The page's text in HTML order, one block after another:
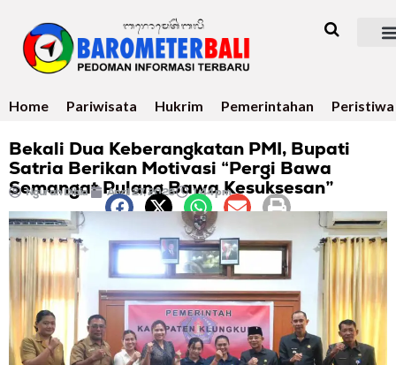
Home Pariwisata Hukrim Pemerintahan Peristiwa
Bekali Dua Keberangkatan PMI, Bupati
Satria Berikan Motivasi “Pergi Bawa
Semangat Pulang Bawa Kesuksesan”
Ngurah Dibia April 27, 2026 1:44 pm